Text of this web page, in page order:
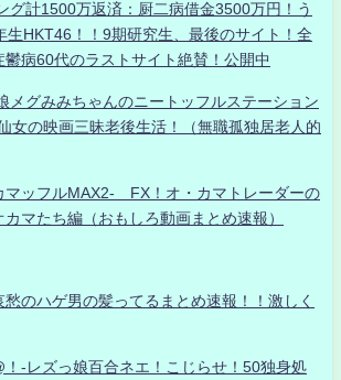
グ計1500万返済：厨二病借金3500万円！う
生HKT46！！9期研究生、最後のサイト！全
病60代のラストサイト絶賛！公開中
メグみみちゃんのニートッフルステーション
女の映画三昧老後生活！（無職孤独居老人的
マッフルMAX2- FX！オ・カマトレーダーの
マたち編（おもしろ動画まとめ速報）
のハゲ男の髪ってるまとめ速報！！激しく
！-レズっ娘百合ネエ！こじらせ！50独身処